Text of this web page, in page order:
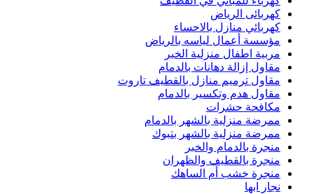
كهربائى الرياض
كهربائي منازل بالاحساء
مؤسسة أعمال لياسه بالرياض
مربية اطفال منزلية الخبر
مقاول إزالة دهانات بالدمام
مقاول ترميم منازل بالقطيف تاروت
مقاول هدم وتكسير بالدمام
مكافحة حشرات
ممرضة منزلية بالشهر بالدمام
ممرضة منزلية بالشهر بتبوك
منجرة بالدمام والخبر
منجرة بالقطيف والظهران
منجرة خشب أم الساهك
نجار ابها